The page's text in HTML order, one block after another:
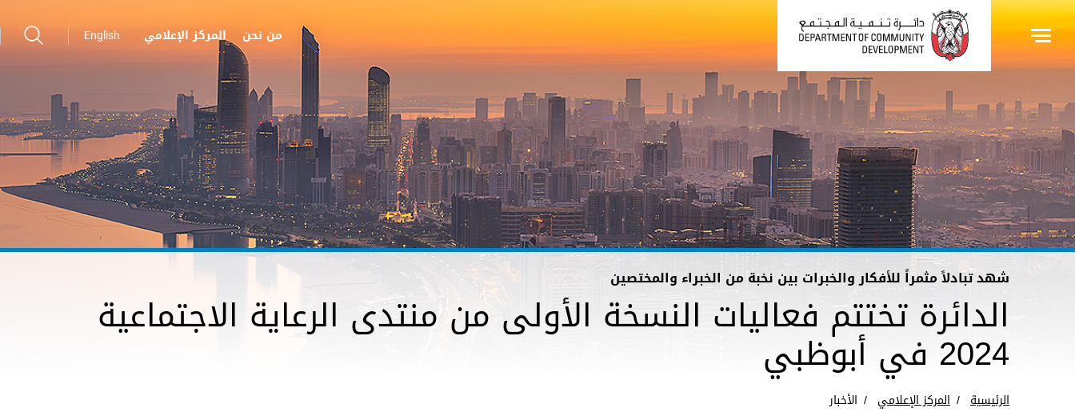
من نحن المركز الإعلامي English
شهد تبادلاً مثمراً للأفكار والخبرات بين نخبة من الخبراء والمختصين
الدائرة تختتم فعاليات النسخة الأولى من منتدى الرعاية الاجتماعية
2024 في أبوظبي
الرئيسية المركز الإعلامي الأخبار